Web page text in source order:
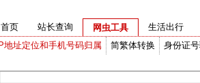
首页 站长查询
网虫工具
IP地址定位和手机号码归属
简繁体转换 身份证
生活出行